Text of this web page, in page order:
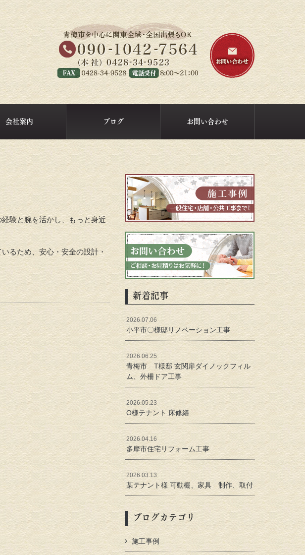
会社案内 ブログ お問い合わせ
験と腕を活かし、もっと身近
るため、安心・安全の設計・
新着記事
2026.07.06
小平市〇様邸リノベーション工事
2026.06.25
青梅市 T様邸 玄関扉ダイノックフィル
ム、外柵ドア工事
2026.05.23
O様テナント 床修繕
2026.04.16
多摩市住宅リフォーム工事
2026.03.13
某テナント様 可動棚、家具 制作、取付
ブログカテゴリ
施工事例